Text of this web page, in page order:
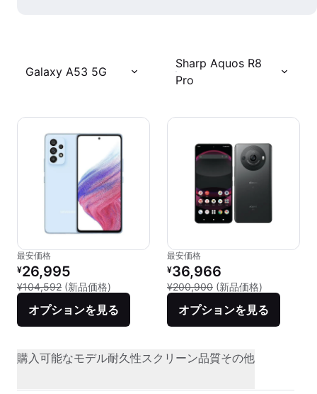
Galaxy A53 5G
Sharp Aquos R8
Pro
最安価格
リファービッシュ品の価格：
¥26,995
¥104,592 (新品価格) 新品との比較：¥104,592
オプションを見る
最安価格
リファービッシュ品の価格：
¥36,966
¥200,900 (新品価格)
オプションを見る
購入可能なモデル耐久性スクリーン品質その他